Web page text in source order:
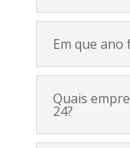
Em que ano
Quais
24?